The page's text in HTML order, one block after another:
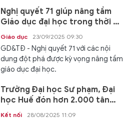
Nghị quyết 71 giúp nâng tầm
Giáo dục đại học trong thời kỳ
mới
Giáo dục 23/09/2025 09:30
GD&TĐ - Nghị quyết 71 với các nội
dung đột phá được kỳ vọng nâng tầm
giáo dục đại học.
Trường Đại học Sư phạm, Đại
học Huế đón hơn 2.000 tân
sinh viên nhập học
Kết nối 28/08/2025 11:09